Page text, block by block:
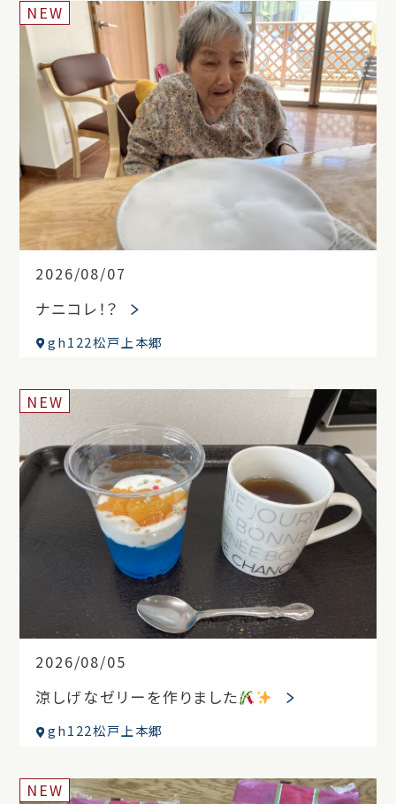
2026/08/07
NEW
ナニコレ！？
gh122松戸上本郷
2026/08/05
NEW
涼しげなゼリーを作りました
gh122松戸上本郷
NEW